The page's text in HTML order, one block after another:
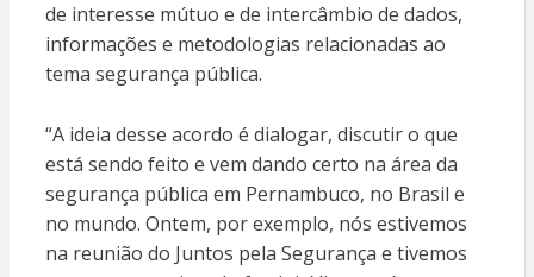
de interesse mútuo e de intercâmbio de dados,
informações e metodologias relacionadas ao
tema segurança pública.
“A ideia desse acordo é dialogar, discutir o que
está sendo feito e vem dando certo na área da
segurança pública em Pernambuco, no Brasil e
no mundo. Ontem, por exemplo, nós estivemos
na reunião do Juntos pela Segurança e tivemos